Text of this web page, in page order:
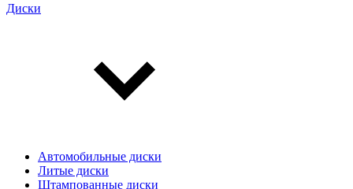
Диски
Автомобильные диски
Литые диски
Штампованные диски